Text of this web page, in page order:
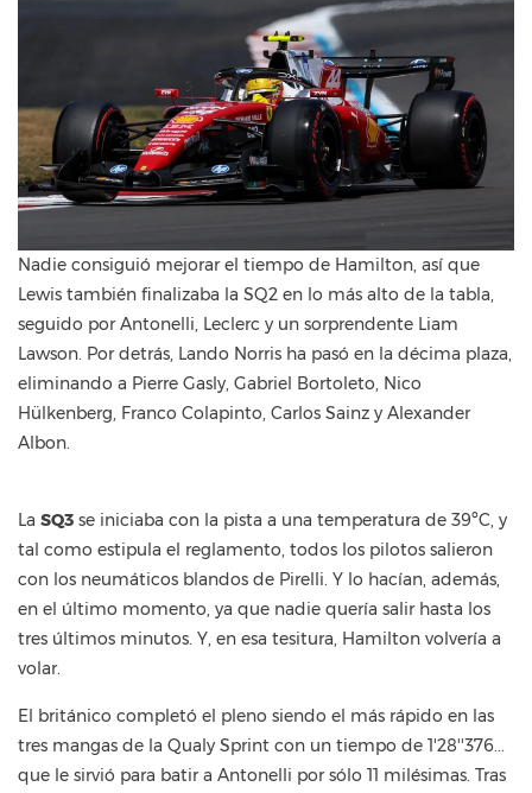
Nadie consiguió mejorar el tiempo de Hamilton, así que
Lewis también finalizaba la SQ2 en lo más alto de la tabla,
seguido por Antonelli, Leclerc y un sorprendente Liam
Lawson. Por detrás, Lando Norris ha pasó en la décima plaza,
eliminando a Pierre Gasly, Gabriel Bortoleto, Nico
Hülkenberg, Franco Colapinto, Carlos Sainz y Alexander
Albon.
La SQ3 se iniciaba con la pista a una temperatura de 39ºC, y
tal como estipula el reglamento, todos los pilotos salieron
con los neumáticos blandos de Pirelli. Y lo hacían, además,
en el último momento, ya que nadie quería salir hasta los
tres últimos minutos. Y, en esa tesitura, Hamilton volvería a
volar.
El británico completó el pleno siendo el más rápido en las
tres mangas de la Qualy Sprint con un tiempo de 1'28''376...
que le sirvió para batir a Antonelli por sólo 11 milésimas. Tras